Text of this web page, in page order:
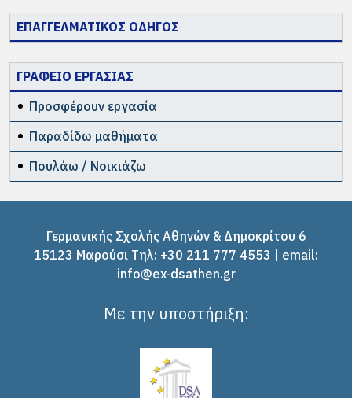
ΕΠΑΓΓΕΛΜΑΤΙΚΟΣ ΟΔΗΓΟΣ
ΓΡΑΦΕΙΟ ΕΡΓΑΣΙΑΣ
Προσφέρουν εργασία
Παραδίδω μαθήματα
Πουλάω / Νοικιάζω
Γερμανικής Σχολής Αθηνών & Δημοκρίτου 6
15123 Μαρούσι Tηλ: +30 211 777 4553 | email:
info@ex-dsathen.gr
Με την υποστήριξη: